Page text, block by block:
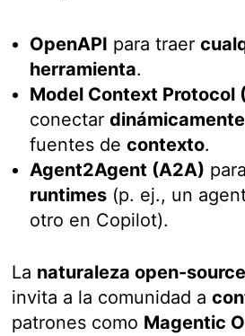
OpenAPI para traer
herramienta.
Model Context Protocol
conectardinámicamente
fuentes decontexto.
Agent2Agent (A2A)
runtimes (p. ej., un
otro en Copilot).
La naturaleza open-source
invita a la comunidad a
patrones como Magentic